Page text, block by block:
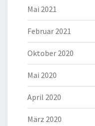
Mai 2021
Februar 2021
Oktober 2020
Mai 2020
April 2020
März 2020